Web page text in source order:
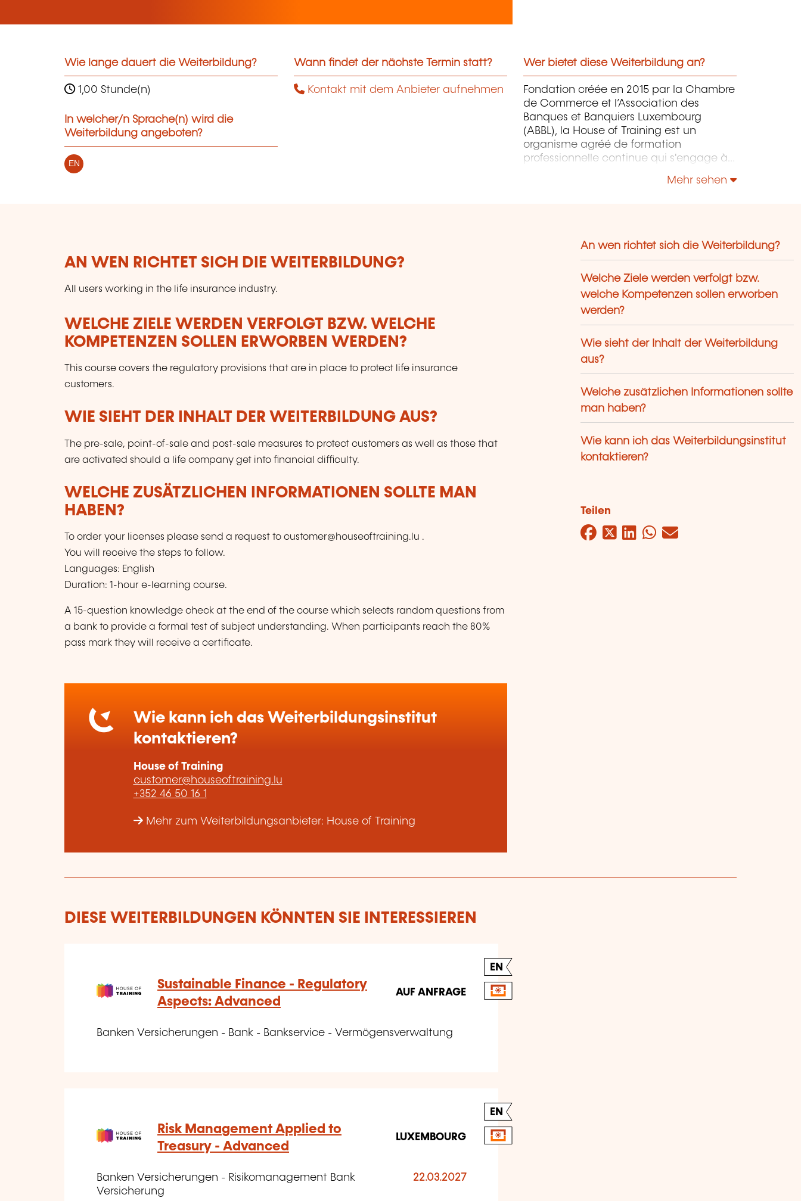
Wie lange dauert die Weiterbildung?
1,00 Stunde(n)
In welcher/n Sprache(n) wird die
Weiterbildung angeboten?
EN
Wann findet der nächste Termin statt?
Kontakt mit dem Anbieter aufnehmen
Wer bietet diese Weiterbildung an?
Fondation créée en 2015 par la Chambre
de Commerce et l’Association des
Banques et Banquiers Luxembourg
(ABBL), la House of Training est un
organisme agréé de formation
professionnelle continue qui s'engage à
et à l'attractivité du Luxembourg en
Mehr sehen
AN WEN RICHTET SICH DIE WEITERBILDUNG?
All users working in the life insurance industry.
WELCHE ZIELE WERDEN VERFOLGT BZW. WELCHE
KOMPETENZEN SOLLEN ERWORBEN WERDEN?
This course covers the regulatory provisions that are in place to protect life insurance
customers.
WIE SIEHT DER INHALT DER WEITERBILDUNG AUS?
The pre-sale, point-of-sale and post-sale measures to protect customers as well as those that
are activated should a life company get into financial difficulty.
WELCHE ZUSÄTZLICHEN INFORMATIONEN SOLLTE MAN
HABEN?
To order your licenses please send a request to customer@houseoftraining.lu .
You will receive the steps to follow.
Languages: English
Duration: 1-hour e-learning course.
A 15-question knowledge check at the end of the course which selects random questions from
a bank to provide a formal test of subject understanding. When participants reach the 80%
pass mark they will receive a certificate.
Wie kann ich das Weiterbildungsinstitut
kontaktieren?
House of Training
customer@houseoftraining.lu
+352 46 50 16 1
Mehr zum Weiterbildungsanbieter: House of Training
An wen richtet sich die Weiterbildung?
Welche Ziele werden verfolgt bzw.
welche Kompetenzen sollen erworben
werden?
Wie sieht der Inhalt der Weiterbildung
aus?
Welche zusätzlichen Informationen sollte
man haben?
Wie kann ich das Weiterbildungsinstitut
kontaktieren?
Teilen
Facebook
Twitter
LinkedIn
WhatsApp
Mail
DIESE WEITERBILDUNGEN KÖNNTEN SIE INTERESSIEREN
EN
Sustainable Finance - Regulatory
Aspects: Advanced
AUF ANFRAGE
Banken Versicherungen - Bank - Bankservice - Vermögensverwaltung
EN
Risk Management Applied to
Treasury - Advanced
LUXEMBOURG
Banken Versicherungen - Risikomanagement Bank
Versicherung
22.03.2027